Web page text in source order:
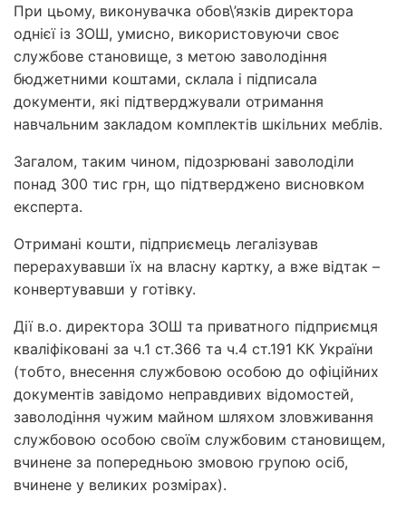
При цьому, виконувачка обов\’язків директора
однієї із ЗОШ, умисно, використовуючи своє
службове становище, з метою заволодіння
бюджетними коштами, склала і підписала
документи, які підтверджували отримання
навчальним закладом комплектів шкільних меблів.
Загалом, таким чином, підозрювані заволоділи
понад 300 тис грн, що підтверджено висновком
експерта.
Отримані кошти, підприємець легалізував
перерахувавши їх на власну картку, а вже відтак –
конвертувавши у готівку.
Дії в.о. директора ЗОШ та приватного підприємця
кваліфіковані за ч.1 ст.366 та ч.4 ст.191 КК України
(тобто, внесення службовою особою до офіційних
документів завідомо неправдивих відомостей,
заволодіння чужим майном шляхом зловживання
службовою особою своїм службовим становищем,
вчинене за попередньою змовою групою осіб,
вчинене у великих розмірах).